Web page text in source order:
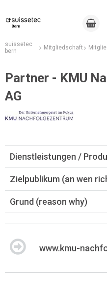
suissetec
bern
Mitgliedschaft
Partner - KMU
AG
Dienstleistungen /
Zielpublikum (an wen
Grund (reason why)
www.kmu-